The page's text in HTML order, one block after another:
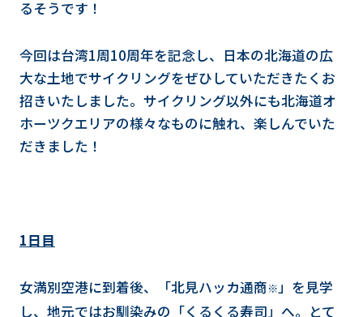
るそうです！
今回は台湾1周10周年を記念し、日本の北海道の広
大な土地でサイクリングをぜひしていただきたくお
招きいたしました。サイクリング以外にも北海道オ
ホーツクエリアの様々なものに触れ、楽しんでいた
だきました！
1日目
女満別空港に到着後、「北見ハッカ通商※ 」を見学
し、地元ではお馴染みの「くるくる寿司」へ。とて